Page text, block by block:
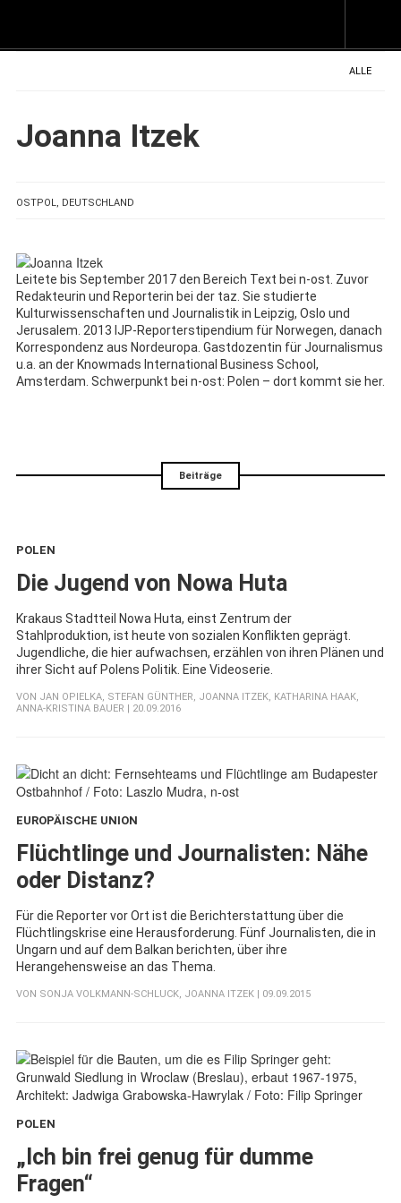
ALLE
Joanna Itzek
OSTPOL, DEUTSCHLAND
Leitete bis September 2017 den Bereich Text bei n-ost. Zuvor
Redakteurin und Reporterin bei der taz. Sie studierte
Kulturwissenschaften und Journalistik in Leipzig, Oslo und
Jerusalem. 2013 IJP-Reporterstipendium für Norwegen, danach
Korrespondenz aus Nordeuropa. Gastdozentin für Journalismus
u.a. an der Knowmads International Business School,
Amsterdam. Schwerpunkt bei n-ost: Polen – dort kommt sie her.
Beiträge
POLEN
Die Jugend von Nowa Huta
Krakaus Stadtteil Nowa Huta, einst Zentrum der
Stahlproduktion, ist heute von sozialen Konflikten geprägt.
Jugendliche, die hier aufwachsen, erzählen von ihren Plänen und
ihrer Sicht auf Polens Politik. Eine Videoserie.
VON JAN OPIELKA STEFAN GÜNTHER JOANNA ITZEK KATHARINA HAAK
ANNA-KRISTINA BAUER | 20.09.2016
EUROPÄISCHE UNION
Flüchtlinge und Journalisten: Nähe
oder Distanz?
Für die Reporter vor Ort ist die Berichterstattung über die
Flüchtlingskrise eine Herausforderung. Fünf Journalisten, die in
Ungarn und auf dem Balkan berichten, über ihre
Herangehensweise an das Thema.
VON SONJA VOLKMANN-SCHLUCK JOANNA ITZEK | 09.09.2015
POLEN
„Ich bin frei genug für dumme
Fragen“